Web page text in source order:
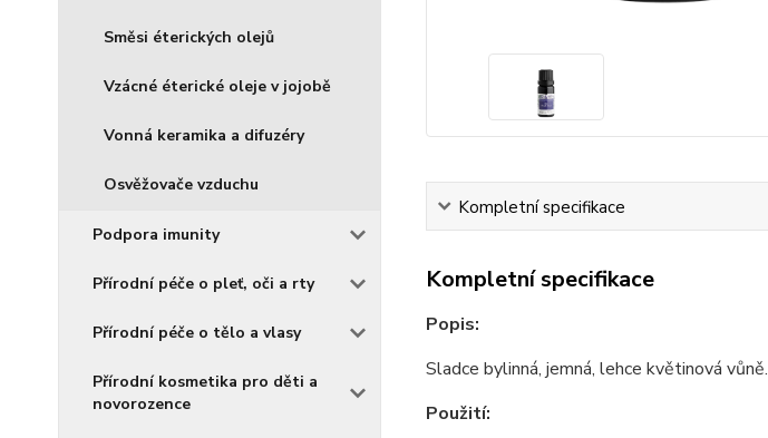
Směsi éterických olejů
Vzácné éterické oleje v jojobě
Vonná keramika a difuzéry
Osvěžovače vzduchu
Podpora imunity
Přírodní péče o pleť, oči a rty
Přírodní péče o tělo a vlasy
Přírodní kosmetika pro děti a
novorozence
Kompletní specifikace
Kompletní specifikace
Popis:
Sladce bylinná, jemná, lehce květinová vůně.
Použití: